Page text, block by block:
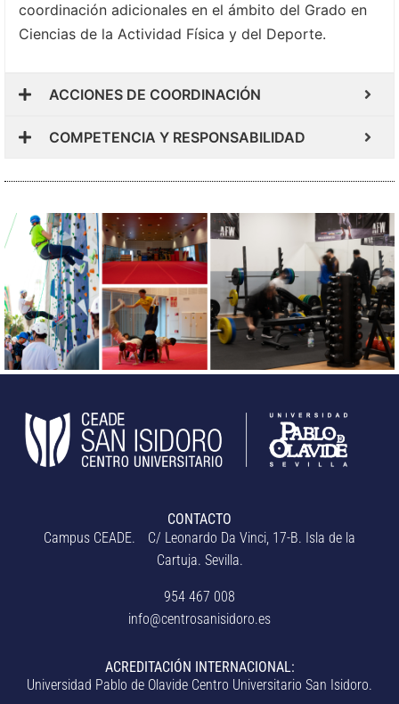
coordinación adicionales en el ámbito del Grado en
Ciencias de la Actividad Física y del Deporte.
ACCIONES DE COORDINACIÓN
COMPETENCIA Y RESPONSABILIDAD
CONTACTO
Campus CEADE. C/ Leonardo Da Vinci, 17-B. Isla de la
Cartuja. Sevilla.
954 467 008
info@centrosanisidoro.es
ACREDITACIÓN INTERNACIONAL:
Universidad Pablo de Olavide Centro Universitario San Isidoro.